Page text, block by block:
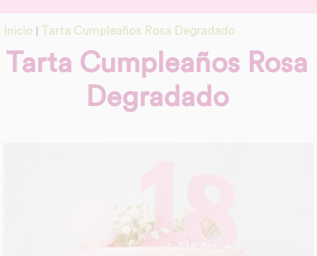
Inicio Tarta Cumpleaños Rosa Degradado
Tarta Cumpleaños Rosa
Degradado
link